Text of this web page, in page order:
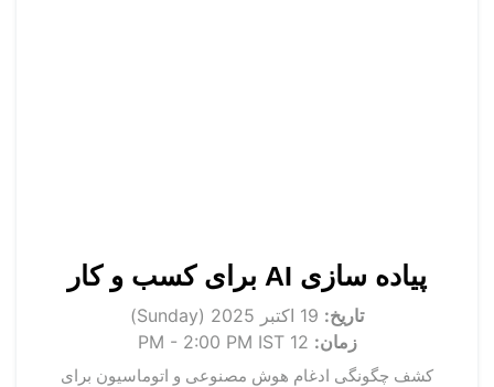
پیاده سازی AI برای کسب و کار
تاریخ: 19 اکتبر 2025 (Sunday)
زمان: 12 PM - 2:00 PM IST
کشف چگونگی ادغام هوش مصنوعی و اتوماسیون برای